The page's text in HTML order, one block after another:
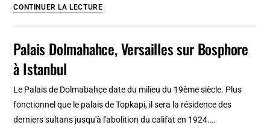
à
rater
CONTINUER LA LECTUREVieille
Porto
incontournable
Palais Dolmahahce, Versailles sur Bosphore
à Istanbul
Le Palais de Dolmabahçe date du milieu du 19ème siècle. Plus
fonctionnel que le palais de Topkapi, il sera la résidence des
derniers sultans jusqu'à l'abolition du califat en 1924.…